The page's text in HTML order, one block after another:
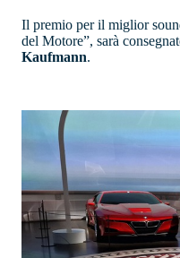
Il premio per il miglior
del Motore”, sarà
Kaufmann.